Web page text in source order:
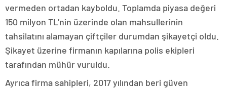
vermeden ortadan kayboldu. Toplamda piyasa değeri
150 milyon TL’nin üzerinde olan mahsullerinin
tahsilatını alamayan çiftçiler durumdan şikayetçi oldu.
Şikayet üzerine firmanın kapılarına polis ekipleri
tarafından mühür vuruldu.
Ayrıca firma sahipleri, 2017 yılından beri güven